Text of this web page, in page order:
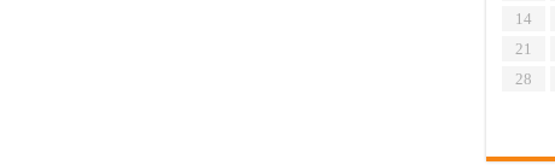
14
21
28